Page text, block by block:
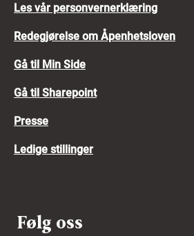
Les vår personvernerklæring
Redegjørelse om Åpenhetsloven
Gå til Min Side
Gå til Sharepoint
Presse
Ledige stillinger
Følg oss